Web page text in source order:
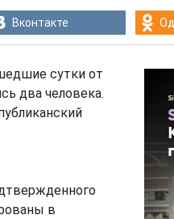
Вконтакте
сутки от
два человека.
в